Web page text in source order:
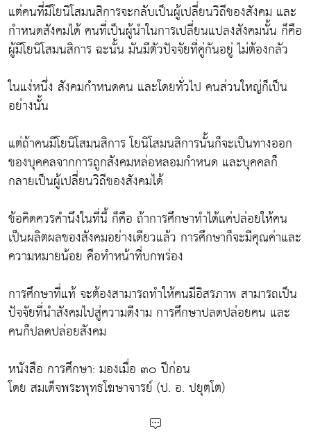
แต่คนที่มีโยนิโสมนสิการจะกลับเป็นผู้เปลี่ยนวิถีของสังคม และ
กำหนดสังคมได้ คนที่เป็นผู้นำในการเปลี่ยนแปลงสังคมนั้น ก็คือ
ผู้มีโยนิโสมนสิการ ฉะนั้น มันมีตัวปัจจัยที่คู่กันอยู่ ไม่ต้องกลัว
ในแง่หนึ่ง สังคมกำหนดคน และโดยทั่วไป คนส่วนใหญ่ก็เป็น
อย่างนั้น
แต่ถ้าคนมีโยนิโสมนสิการ โยนิโสมนสิการนั้นก็จะเป็นทางออก
ของบุคคลจากการถูกสังคมหล่อหลอมกำหนด และบุคคลก็
กลายเป็นผู้เปลี่ยนวิถีของสังคมได้
ข้อคิดควรคำนึงในที่นี้ ก็คือ ถ้าการศึกษาทำได้แค่ปล่อยให้คน
เป็นผลิตผลของสังคมอย่างเดียวแล้ว การศึกษาก็จะมีคุณค่าและ
ความหมายน้อย คือทำหน้าที่บกพร่อง
การศึกษาที่แท้ จะต้องสามารถทำให้คนมีอิสรภาพ สามารถเป็น
ปัจจัยที่นำสังคมไปสู่ความดีงาม การศึกษาปลดปล่อยคน และ
คนก็ปลดปล่อยสังคม
หนังสือ การศึกษา: มองเมื่อ ๓๐ ปีก่อน
โดย สมเด็จพระพุทธโฆษาจารย์ (ป. อ. ปยุตฺโต)